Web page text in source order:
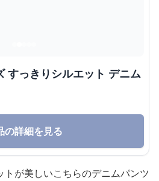
すっきりシルエット デニム
の詳細を見る
が美しいこちらのデニムパンツ